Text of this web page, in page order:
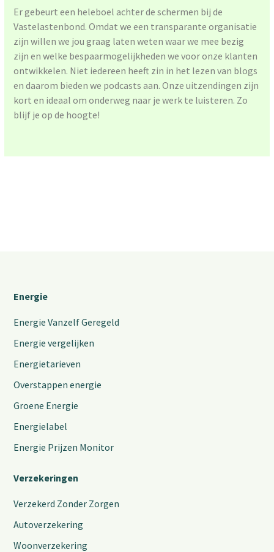
Er gebeurt een heleboel achter de schermen bij de
Vastelastenbond. Omdat we een transparante organisatie
zijn willen we jou graag laten weten waar we mee bezig
zijn en welke bespaarmogelijkheden we voor onze klanten
ontwikkelen. Niet iedereen heeft zin in het lezen van blogs
en daarom bieden we podcasts aan. Onze uitzendingen zijn
kort en ideaal om onderweg naar je werk te luisteren. Zo
blijf je op de hoogte!
Energie
Energie Vanzelf Geregeld
Energie vergelijken
Energietarieven
Overstappen energie
Groene Energie
Energielabel
Energie Prijzen Monitor
Verzekeringen
Verzekerd Zonder Zorgen
Autoverzekering
Woonverzekering